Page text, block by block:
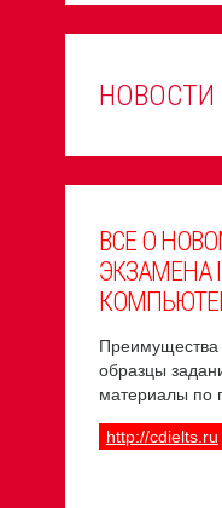
НОВОСТИ
ВСЕ О
ЭКЗАМЕНА
Преимущества
образцы
материалы по
http://cdielts.ru